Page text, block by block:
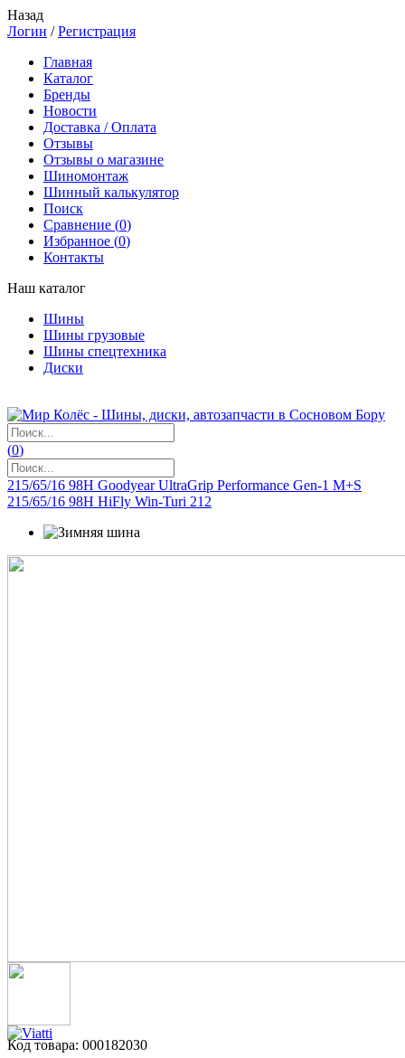
Назад
Логин /Регистрация
Главная
Каталог
Бренды
Новости
Доставка / Оплата
Отзывы
Отзывы о магазине
Шиномонтаж
Шинный калькулятор
Поиск
Сравнение (0)
Избранное (0)
Контакты
Наш каталог
Шины
Шины грузовые
Шины спецтехника
Диски
(0)
215/65/16 98H Goodyear UltraGrip Performance Gen-1 M+S
215/65/16 98H HiFly Win-Turi 212
Код товара: 000182030